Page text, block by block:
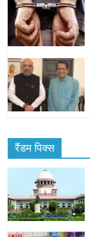
रैंडम पिक्स